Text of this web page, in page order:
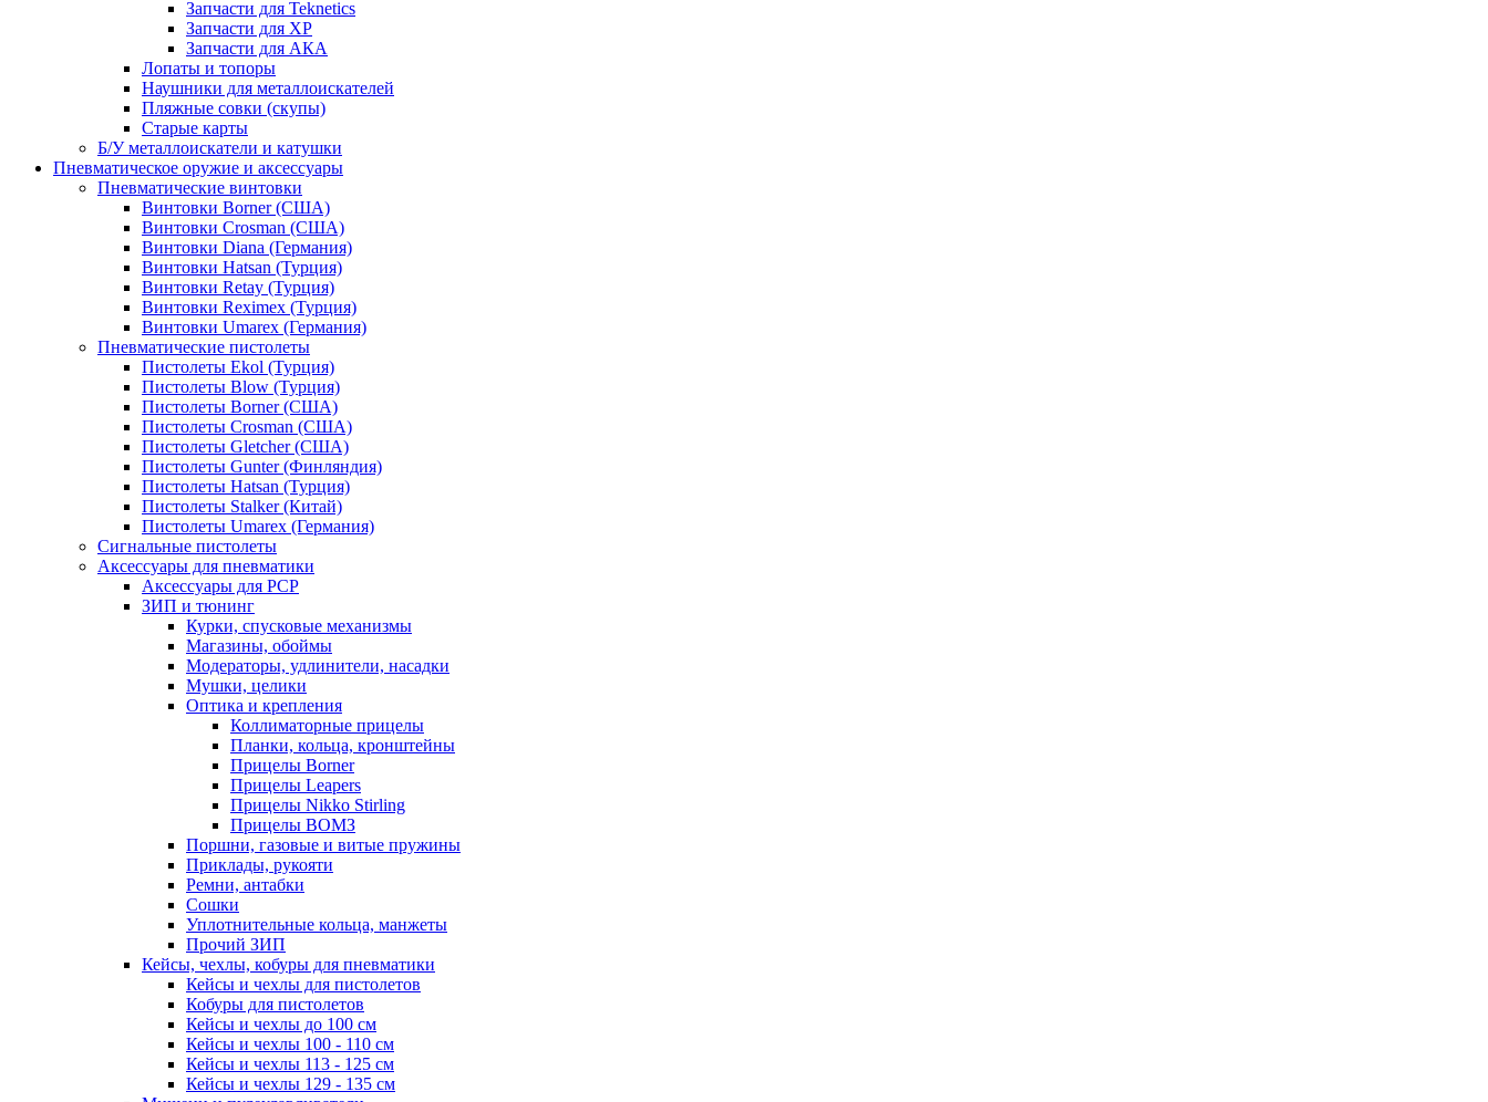
Запчасти для Teknetics
Запчасти для XP
Запчасти для АКА
Лопаты и топоры
Наушники для металлоискателей
Пляжные совки (скупы)
Старые карты
Б/У металлоискатели и катушки
Пневматическое оружие и аксессуары
Пневматические винтовки
Винтовки Borner (США)
Винтовки Crosman (США)
Винтовки Diana (Германия)
Винтовки Hatsan (Турция)
Винтовки Retay (Турция)
Винтовки Reximex (Турция)
Винтовки Umarex (Германия)
Пневматические пистолеты
Пистолеты Ekol (Турция)
Пистолеты Blow (Турция)
Пистолеты Borner (США)
Пистолеты Crosman (США)
Пистолеты Gletcher (США)
Пистолеты Gunter (Финляндия)
Пистолеты Hatsan (Турция)
Пистолеты Stalker (Китай)
Пистолеты Umarex (Германия)
Сигнальные пистолеты
Аксессуары для пневматики
Аксессуары для PCP
ЗИП и тюнинг
Курки, спусковые механизмы
Магазины, обоймы
Модераторы, удлинители, насадки
Мушки, целики
Оптика и крепления
Коллиматорные прицелы
Планки, кольца, кронштейны
Прицелы Borner
Прицелы Leapers
Прицелы Nikko Stirling
Прицелы ВОМЗ
Поршни, газовые и витые пружины
Приклады, рукояти
Ремни, антабки
Сошки
Уплотнительные кольца, манжеты
Прочий ЗИП
Кейсы, чехлы, кобуры для пневматики
Кейсы и чехлы для пистолетов
Кобуры для пистолетов
Кейсы и чехлы до 100 см
Кейсы и чехлы 100 - 110 см
Кейсы и чехлы 113 - 125 см
Кейсы и чехлы 129 - 135 см